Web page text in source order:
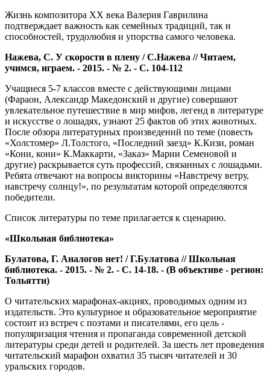
Жизнь композитора XX века Валерия Гаврилина
подтверждает важность как семейных традиций, так и
способностей, трудолюбия и упорства самого человека.
Нажева, С. У скорости в плену / С.Нажева // Читаем,
учимся, играем. - 2015. - № 2. - С. 104-112
Учащиеся 5-7 классов вместе с действующими лицами
(Фараон, Александр Македонский и другие) совершают
увлекательное путешествие в мир мифов, легенд в литературе
и искусстве о лошадях, узнают 25 фактов об этих животных.
После обзора литературных произведений по теме (повесть
«Холстомер» Л.Толстого, «Последний заезд» К.Кизи, роман
«Кони, кони» К.Маккарти, «Заказ» Марии Семеновой и
другие) раскрывается суть профессий, связанных с лошадьми.
Ребята отвечают на вопросы викторины «Навстречу ветру,
навстречу солнцу!», по результатам которой определяются
победители.
Список литературы по теме прилагается к сценарию.
«Школьная библиотека»
Булатова, Г. Аналогов нет! / Г.Булатова // Школьная
библиотека. - 2015. - № 2. - С. 14-18. - (В объективе - регион:
Тольятти)
О читательских марафонах-акциях, проводимых одним из
издательств. Это культурное и образовательное мероприятие
состоит из встреч с поэтами и писателями, его цель -
популяризация чтения и пропаганда современной детской
литературы среди детей и родителей. За шесть лет проведения
читательский марафон охватил 35 тысяч читателей и 30
уральских городов.